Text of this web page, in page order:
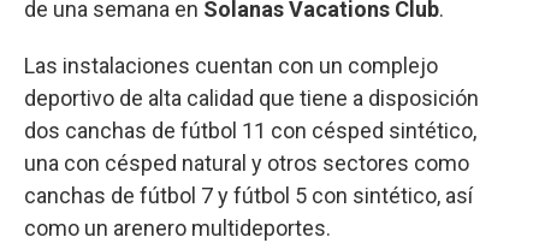
de una semana en Solanas Vacations Club.
Las instalaciones cuentan con un complejo
deportivo de alta calidad que tiene a disposición
dos canchas de fútbol 11 con césped sintético,
una con césped natural y otros sectores como
canchas de fútbol 7 y fútbol 5 con sintético, así
como un arenero multideportes.